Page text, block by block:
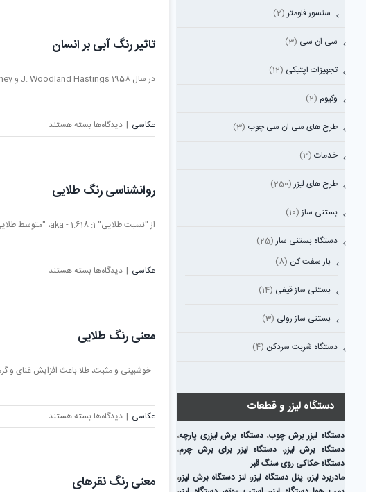
انسان
تاثیر رنگ آبی بر انسان
در سال 1958 J. Woodland Hastings و Beatrice M. Sweeney [...]
عکاسی | دیدگاه‌ها برای
تاثیر
انسان
بسته هستند
روانشناسی رنگ طلایی
از "نسبت طلایی" 1: 1.618 - aka، "متوسط ​​طلایی" و [...]
عکاسی | دیدگاه‌ها برای
روانشناسی
بسته هستند
معنی رنگ طلایی
خوشبینی و مثبت، طلا باعث افزایش غنای و
عکاسی | دیدگاه‌ها برای
معنی
بسته هستند
معنی رنگ نقرهای
سنسور فلومتر (2)
سی ان سی (3)
تجهیزات اپتیکی (12)
وکیوم (2)
طرح های سی ان سی چوب (3)
خدمات (3)
طرح های لیزر (250)
بستنی ساز (10)
دستگاه بستنی ساز (25)
بار سفت کن (8)
بستنی ساز قیفی (14)
بستنی ساز رولی (3)
دستگاه شربت سردکن (4)
دستگاه لیزر و قطعات
دستگاه لیزر برش چوب،دستگاه برش لیزری پارچه،
دستگاه برش لیزر، دستگاه لیزر برای برش چرم،
دستگاه حکاکی روی سنگ قبر
مادربرد لیزر، پنل دستگاه لیزر،لنز دستگاه برش لیزر،